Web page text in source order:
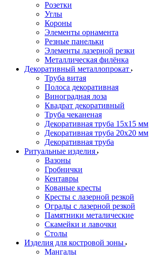
Розетки
Углы
Короны
Элементы орнамента
Резные панельки
Элементы лазерной резки
Металлическая филёнка
Декоративный металлопрокат
Труба витая
Полоса декоративная
Виноградная лоза
Квадрат декоративный
Труба чеканеная
Декоративная труба 15х15 мм
Декоративная труба 20х20 мм
Декоративная труба
Ритуальные изделия
Вазоны
Гробнички
Кентавры
Кованые кресты
Кресты с лазерной резкой
Ограды с лазерной резкой
Памятники металические
Скамейки и лавочки
Столы
Изделия для костровой зоны
Мангалы